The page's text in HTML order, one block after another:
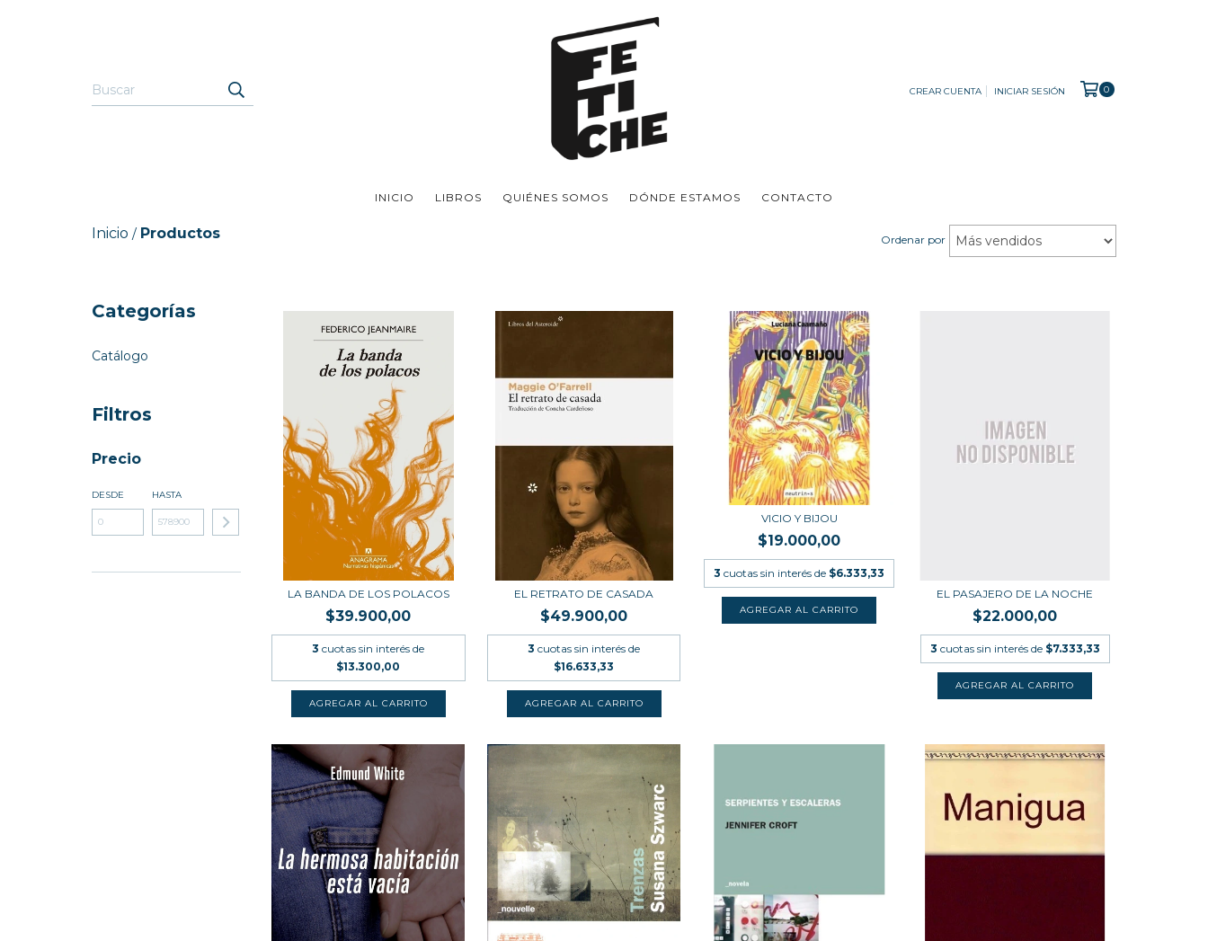
CREAR CUENTA INICIAR SESIÓN 0
INICIO LIBROS QUIÉNES SOMOS DÓNDE ESTAMOS CONTACTO
Inicio / Productos Ordenar por
Categorías
Catálogo
Filtros
Precio
DESDE HASTA
LA BANDA DE LOS POLACOS
$39.900,00
3 cuotas sin interés de
$13.300,00
EL RETRATO DE CASADA
$49.900,00
3 cuotas sin interés de
$16.633,33
VICIO Y BIJOU
$19.000,00
3 cuotas sin interés de $6.333,33
EL PASAJERO DE LA NOCHE
$22.000,00
3 cuotas sin interés de $7.333,33